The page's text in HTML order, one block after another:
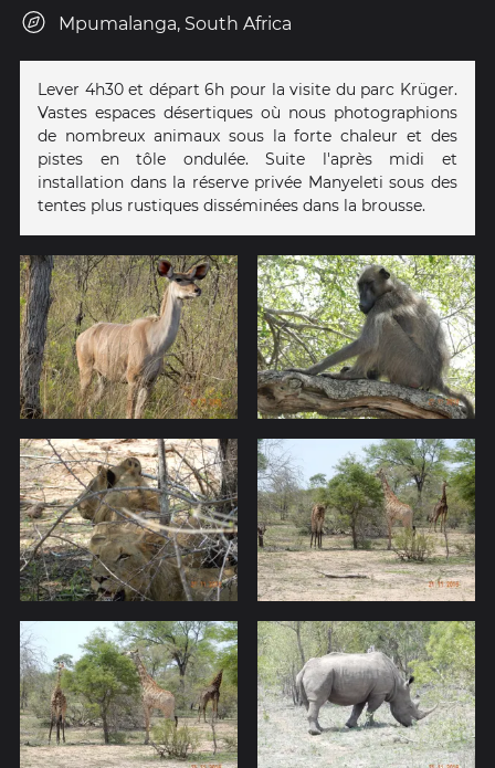
Mpumalanga, South Africa
Lever 4h30 et départ 6h pour la visite du parc Krüger.
Vastes espaces désertiques où nous photographions
de nombreux animaux sous la forte chaleur et des
pistes en tôle ondulée. Suite l'après midi et
installation dans la réserve privée Manyeleti sous des
tentes plus rustiques disséminées dans la brousse.